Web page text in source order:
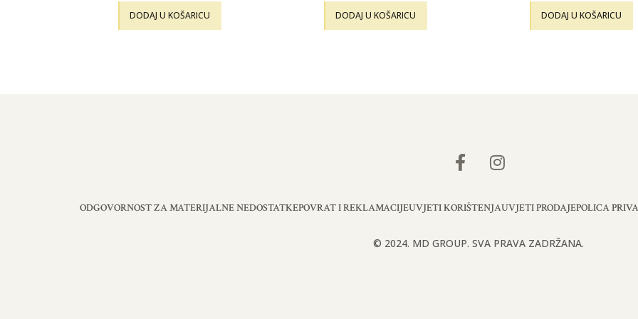
DODAJ U KOŠARICU DODAJ U KOŠARICU DODAJ U KOŠARICU
ODGOVORNOST ZA MATERIJALNE NEDOSTATKEPOVRAT I REKLAMACIJEUVJETI KORIŠTENJAUVJETI PRODAJEPOLICA
© 2024. MD GROUP. SVA PRAVA ZADRŽANA.